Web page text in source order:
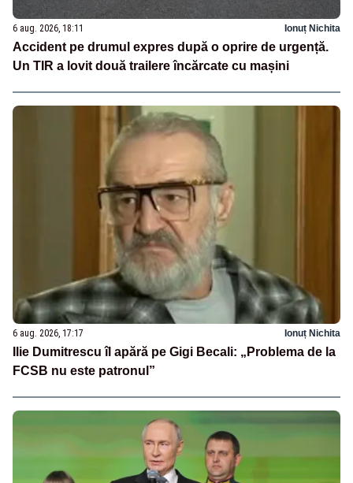
6 aug. 2026, 18:11 Ionuț Nichita
Accident pe drumul expres după o oprire de urgență.
Un TIR a lovit două trailere încărcate cu mașini
6 aug. 2026, 17:17 Ionuț Nichita
Ilie Dumitrescu îl apără pe Gigi Becali: „Problema de la
FCSB nu este patronul”